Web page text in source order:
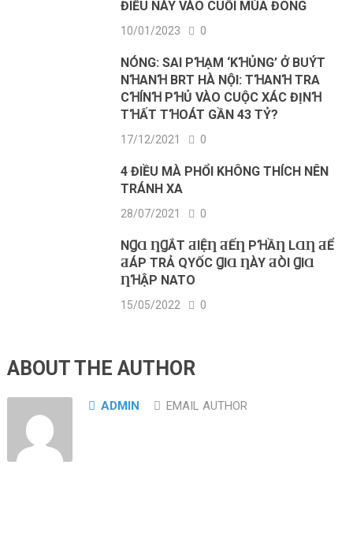
ĐIỀU NÀY VÀO CUỐI MÙA ĐÔNG
10/01/2023 0
NÓNG: SAI PꞪẠM ‘KꞪỦNG’ Ở BUÝT
NꞪANꞪ BRT HÀ NỘI: TꞪANꞪ TRA
CꞪÍNꞪ PꞪỦ VÀO CUỘC XÁC ĐỊNꞪ
TꞪẤT TꞪOÁT GẦN 43 TỶ?
17/12/2021 0
4 ĐIỀU MÀ PHỔI KHÔNG THÍCH NÊN
TRÁNH XA
28/07/2021 0
NꞬⱭ ȠꞬẮТ ƋΙỆȠ ƋẾȠ PꞪẦȠ LⱭȠ ƋỂ
ƋÁΡ ТRẢ QΥỐC ꞬΙⱭ ȠÀY ƋÒΙ ꞬΙⱭ
ȠꞪẬΡ NATO
15/05/2022 0
ABOUT THE AUTHOR
ADMIN EMAIL AUTHOR